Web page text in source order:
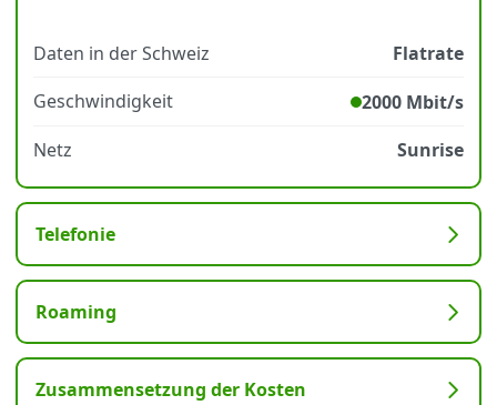
Daten in der Schweiz
Flatrate
Geschwindigkeit
2000 Mbit/s
Netz
Sunrise
Telefonie
Roaming
Zusammensetzung der Kosten